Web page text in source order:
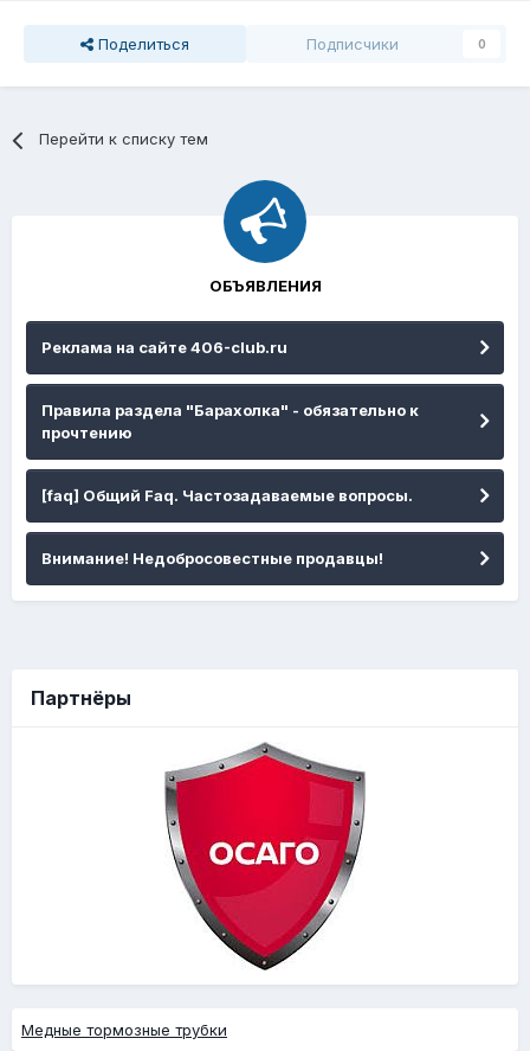
Поделиться Подписчики 0
Перейти к списку тем
ОБЪЯВЛЕНИЯ
Реклама на сайте 406-club.ru
Правила раздела "Барахолка" - обязательно к
прочтению
[faq] Общий Faq. Частозадаваемые вопросы.
Внимание! Недобросовестные продавцы!
Партнёры
Медные тормозные трубки